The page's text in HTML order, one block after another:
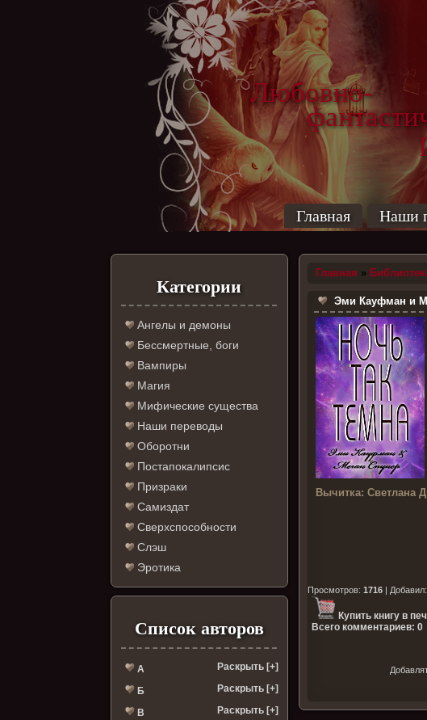
Любовно-
Главная Наши
Категории
Ангелы и демоны
Бессмертные, боги
Вампиры
Магия
Мифические существа
Наши переводы
Оборотни
Постапокалипсис
Призраки
Самиздат
Сверхспособности
Слэш
Эротика
Список авторов
А Раскрыть [+]
Б Раскрыть [+]
В Раскрыть [+]
Главная »
Эми Кауфман и
Вычитка: Светлана
Просмотров: 1716| Добавил:
Купить книгу в
Всего комментариев: 0